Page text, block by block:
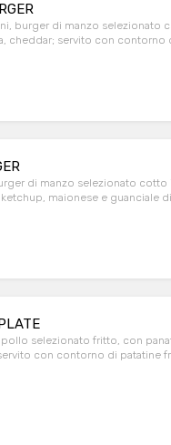
burger di manzo selezionato
cheddar; servito con contorno
di manzo selezionato cotto
maionese e guanciale
con contorno di patatine fritte
selezionato fritto, con
con contorno di patatine